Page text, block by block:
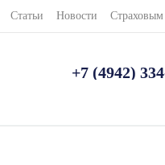
Статьи Новости
+7 (4942)